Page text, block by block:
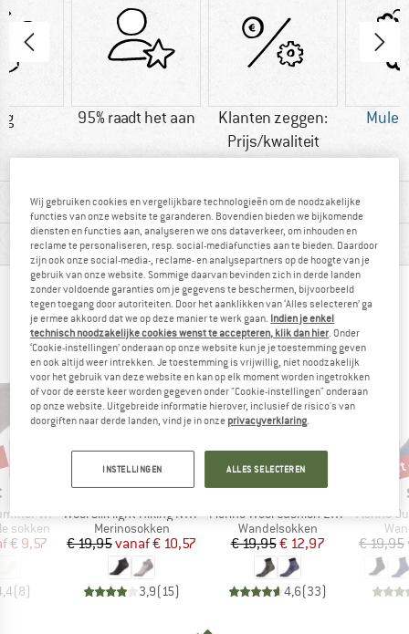
g 95% raadt het aan
Klanten zeggen:
Prijs/kwaliteit
MATERIAALGEGEVENS & KENMERKEN
PRODUCTBESCHRIJVING
BERGVRIENDEN DIE DIT BEKEKEN HEBBEN,
KEKEN OOK NAAR
Socks
sokken
prijs
€ 9,57
(8)
MERK
STOIC
Artikel
Wool Silk light Hiking No Show Socks
Productgroep
Merinosokken
Prijs
€ 19,95 Verlaagde prijs
vanaf€ 10,57
3,9( 15)
Korting
tot -47%
MERK
STOIC
Artikel
Merino Wool Cushion Light Quarter Socks
Productgroep
Wandelsokken
Prijs
€ 19,95Verlaagde prijs
€ 12,97
4,6(33)
Korting
-35%
Artikel
Merino
€ 19,95
Wij gebruiken cookies en vergelijkbare technologieën om de noodzakelijke
functies van onze website te garanderen. Bovendien bieden we bijkomende
diensten en functies aan, analyseren we ons dataverkeer, om inhouden en
reclame te personaliseren, resp. social-mediafuncties aan te bieden. Daardoor
zijn ook onze social-media-, reclame- en analysepartners op de hoogte van je
gebruik van onze website. Sommige daarvan bevinden zich in derde landen
zonder voldoende garanties om je gegevens te beschermen, bijvoorbeeld
tegen toegang door autoriteiten. Door het aanklikken van ‘Alles selecteren’ ga
je ermee akkoord dat we op deze manier te werk gaan. Indien je enkel
technisch noodzakelijke cookies wenst te accepteren, klik dan hier. Onder
‘Cookie-instellingen’ onderaan op onze website kun je je toestemming geven
en ook altijd weer intrekken. Je toestemming is vrijwillig, niet noodzakelijk
voor het gebruik van deze website en kan op elk moment worden ingetrokken
of voor de eerste keer worden gegeven onder "Cookie-instellingen" onderaan
op onze website. Uitgebreide informatie hierover, inclusief de risico's van
doorgiften naar derde landen, vind je in onze privacyverklaring.
INSTELLINGEN ALLES SELECTEREN